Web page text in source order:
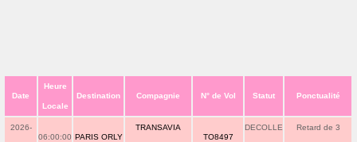
Date
Heure
Locale
Destination Compagnie N° de Vol Statut Ponctualité
2026-
06:00:00 PARIS ORLY
TRANSAVIA
TO8497
DECOLLE Retard de 3